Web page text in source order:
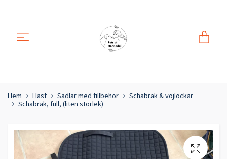
Hem Häst Sadlar med tillbehör
Schabrak & vojlockar
Schabrak, full, (liten storlek)